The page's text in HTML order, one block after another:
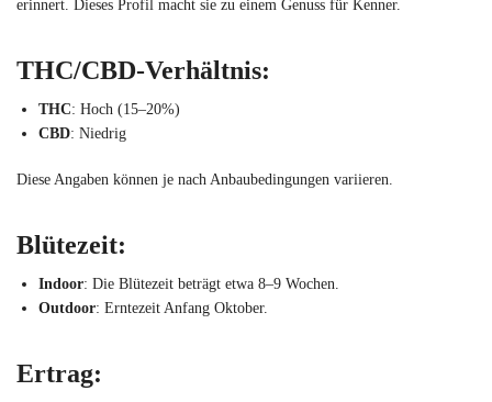
erinnert. Dieses Profil macht sie zu einem Genuss für Kenner.
THC/CBD-Verhältnis:
THC: Hoch (15–20%)
CBD: Niedrig
Diese Angaben können je nach Anbaubedingungen variieren.
Blütezeit:
Indoor: Die Blütezeit beträgt etwa 8–9 Wochen.
Outdoor: Erntezeit Anfang Oktober.
Ertrag: